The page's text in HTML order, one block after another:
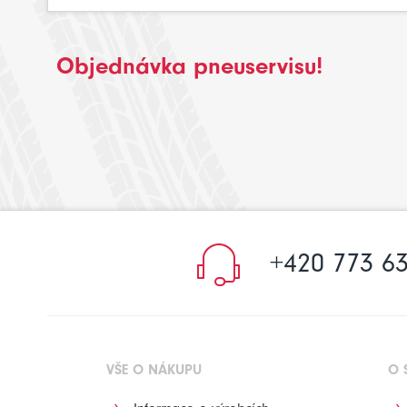
Objednávka pneuservisu!
+420 773
VŠE O NÁKUPU O